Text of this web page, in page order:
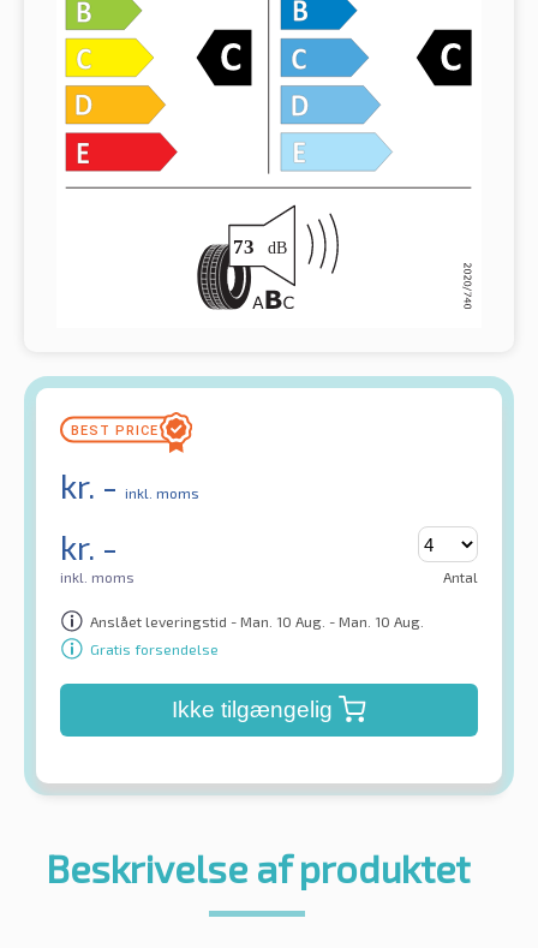
kr. - inkl. moms
kr. -
inkl. moms Antal
Anslået leveringstid - Man. 10 Aug. - Man. 10 Aug.
Gratis forsendelse
Ikke tilgængelig
Beskrivelse af produktet